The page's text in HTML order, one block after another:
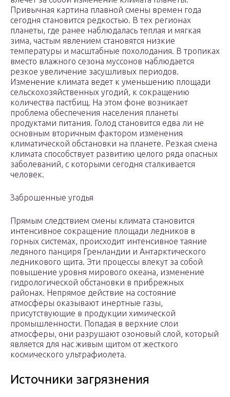
Привычная картина плавной смены времен года
сегодня становится редкостью. В тех регионах
планеты, где ранее наблюдалась теплая и мягкая
зима, частым явлением становятся низкие
температуры и масштабные похолодания. В тропиках
вместо влажного сезона муссонов наблюдается
резкое увеличение засушливых периодов.
Изменение климата ведет к уменьшению площади
сельскохозяйственных угодий, к сокращению
количества пастбищ. На этом фоне возникает
проблема обеспечения населения планеты
продуктами питания. Голод становится едва ли не
основным вторичным фактором изменения
климатической обстановки на планете. Резкая смена
климата способствует развитию целого ряда опасных
заболеваний, с которыми сегодня сталкивается
человек.
Заброшенные угодья
Прямым следствием смены климата становится
интенсивное сокращение площади ледников в
горных системах, происходит интенсивное таяние
ледяного панциря Гренландии и Антарктического
ледникового щита. Эти процессы влекут за собой
повышение уровня мирового океана, изменение
гидрологической обстановки в прибрежных
районах. Непрямое действие на состояние
атмосферы оказывают инертные газы,
присутствующие в продукции химической
промышленности. Попадая в верхние слои
атмосферы, они разрушают озоновый слой, который
является для нас живым щитом от жесткого
космического ультрафиолета.
Источники загрязнения